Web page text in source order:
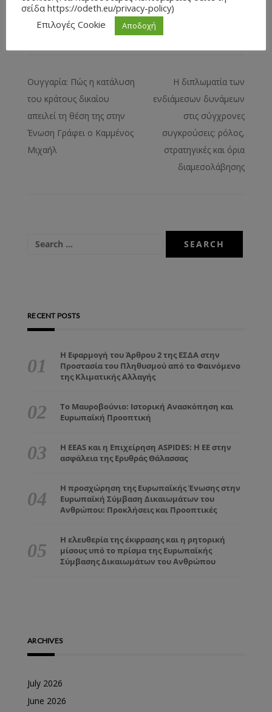
TaggedΝικολέτα Σαράντου
Ουγγαρία: Πώς η κατάλυση
του κράτους δικαίου
απειλεί τη θέση της στην
Ένωση Γράφει ο Καμμένος
Μιχαήλ
Η διπλωματία των
ενδιάμεσων δυνάμεων
στις σύγχρονες
συγκρούσεις: ρόλος,
στρατηγικές και όρια
διαμεσολάβησης
RECENT POSTS
Η Εφαρμογή του Άρθρου 2 της ΕΣΔΑ στην
Προστασία του Πληθυσμού από το Φαινόμενο
της Κλιματικής Αλλαγής
Το Μαυροβούνιο: Ιστορική Ανασκόπηση και
Ευρωπαϊκή Προοπτική
Η EEAS και η Επιχείρηση ASPIDES: Η ΕΕ στην
ασφάλεια της Ερυθράς Θάλασσας
Η προσχώρηση της Ευρωπαϊκής Ένωσης στην
Ευρωπαϊκή Σύμβαση Δικαιωμάτων του
Ανθρώπου: Προκλήσεις και Προοπτικές
Η ελευθερία της έκφρασης και η ρητορική
μίσους υπό το πρίσμα της Ευρωπαϊκής
Σύμβασης Δικαιωμάτων του Ανθρώπου
ARCHIVES
July 2026
June 2026
σείδα https://odeth.eu/privacy-policy)
Επιλογές Cookie
Αποδοχή